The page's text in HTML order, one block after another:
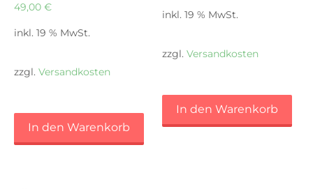
49,00 €
inkl. 19 % MwSt.
zzgl. Versandkosten
In den Warenkorb
inkl. 19 % MwSt.
zzgl.Versandkosten
In den Warenkorb